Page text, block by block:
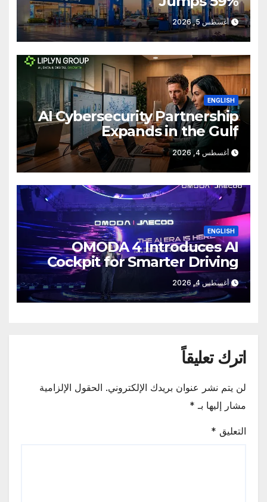
أغسطس 5, 2026
ENGLISH
AI Cybersecurity Partnership
Expands in the Gulf
أغسطس 4, 2026
ENGLISH
OMODA 4 Introduces AI
Cockpit for Smarter Driving
أغسطس 4, 2026
اترك تعليقاً
لن يتم نشر عنوان بريدك الإلكتروني. الحقول الإلزامية
مشار إليها بـ *
التعليق *